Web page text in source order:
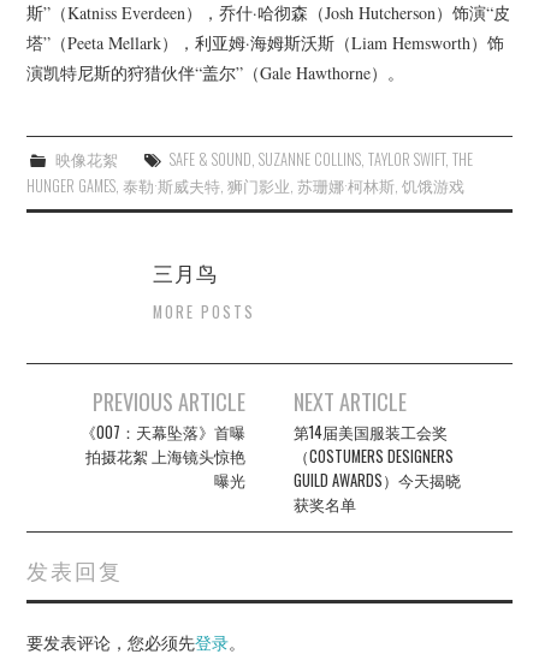
斯”（Katniss Everdeen），乔什·哈彻森（Josh Hutcherson）饰演“皮
塔”（Peeta Mellark），利亚姆·海姆斯沃斯（Liam Hemsworth）饰
演凯特尼斯的狩猎伙伴“盖尔”（Gale Hawthorne）。
映像花絮 SAFE & SOUND, SUZANNE COLLINS, TAYLOR SWIFT, THE
HUNGER GAMES, 泰勒·斯威夫特,狮门影业,苏珊娜·柯林斯,饥饿游戏
三月鸟
MORE POSTS
navigation
PREVIOUS ARTICLE
《007：天幕坠落》首曝
拍摄花絮 上海镜头惊艳
曝光
NEXT ARTICLE
第14届美国服装工会奖
（COSTUMERS DESIGNERS
GUILD AWARDS）今天揭晓
获奖名单
发表回复
要发表评论，您必须先登录。